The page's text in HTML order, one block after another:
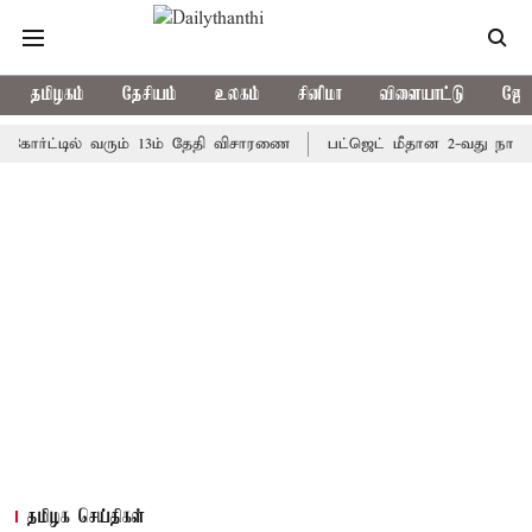
தமிழகம் தேசியம் உலகம் சினிமா விளையாட்டு
வரும் 13ம் தேதி விசாரணை பட்ஜெட் மீதான 2-வது நாள்; தமிழக
தமிழக செய்திகள்